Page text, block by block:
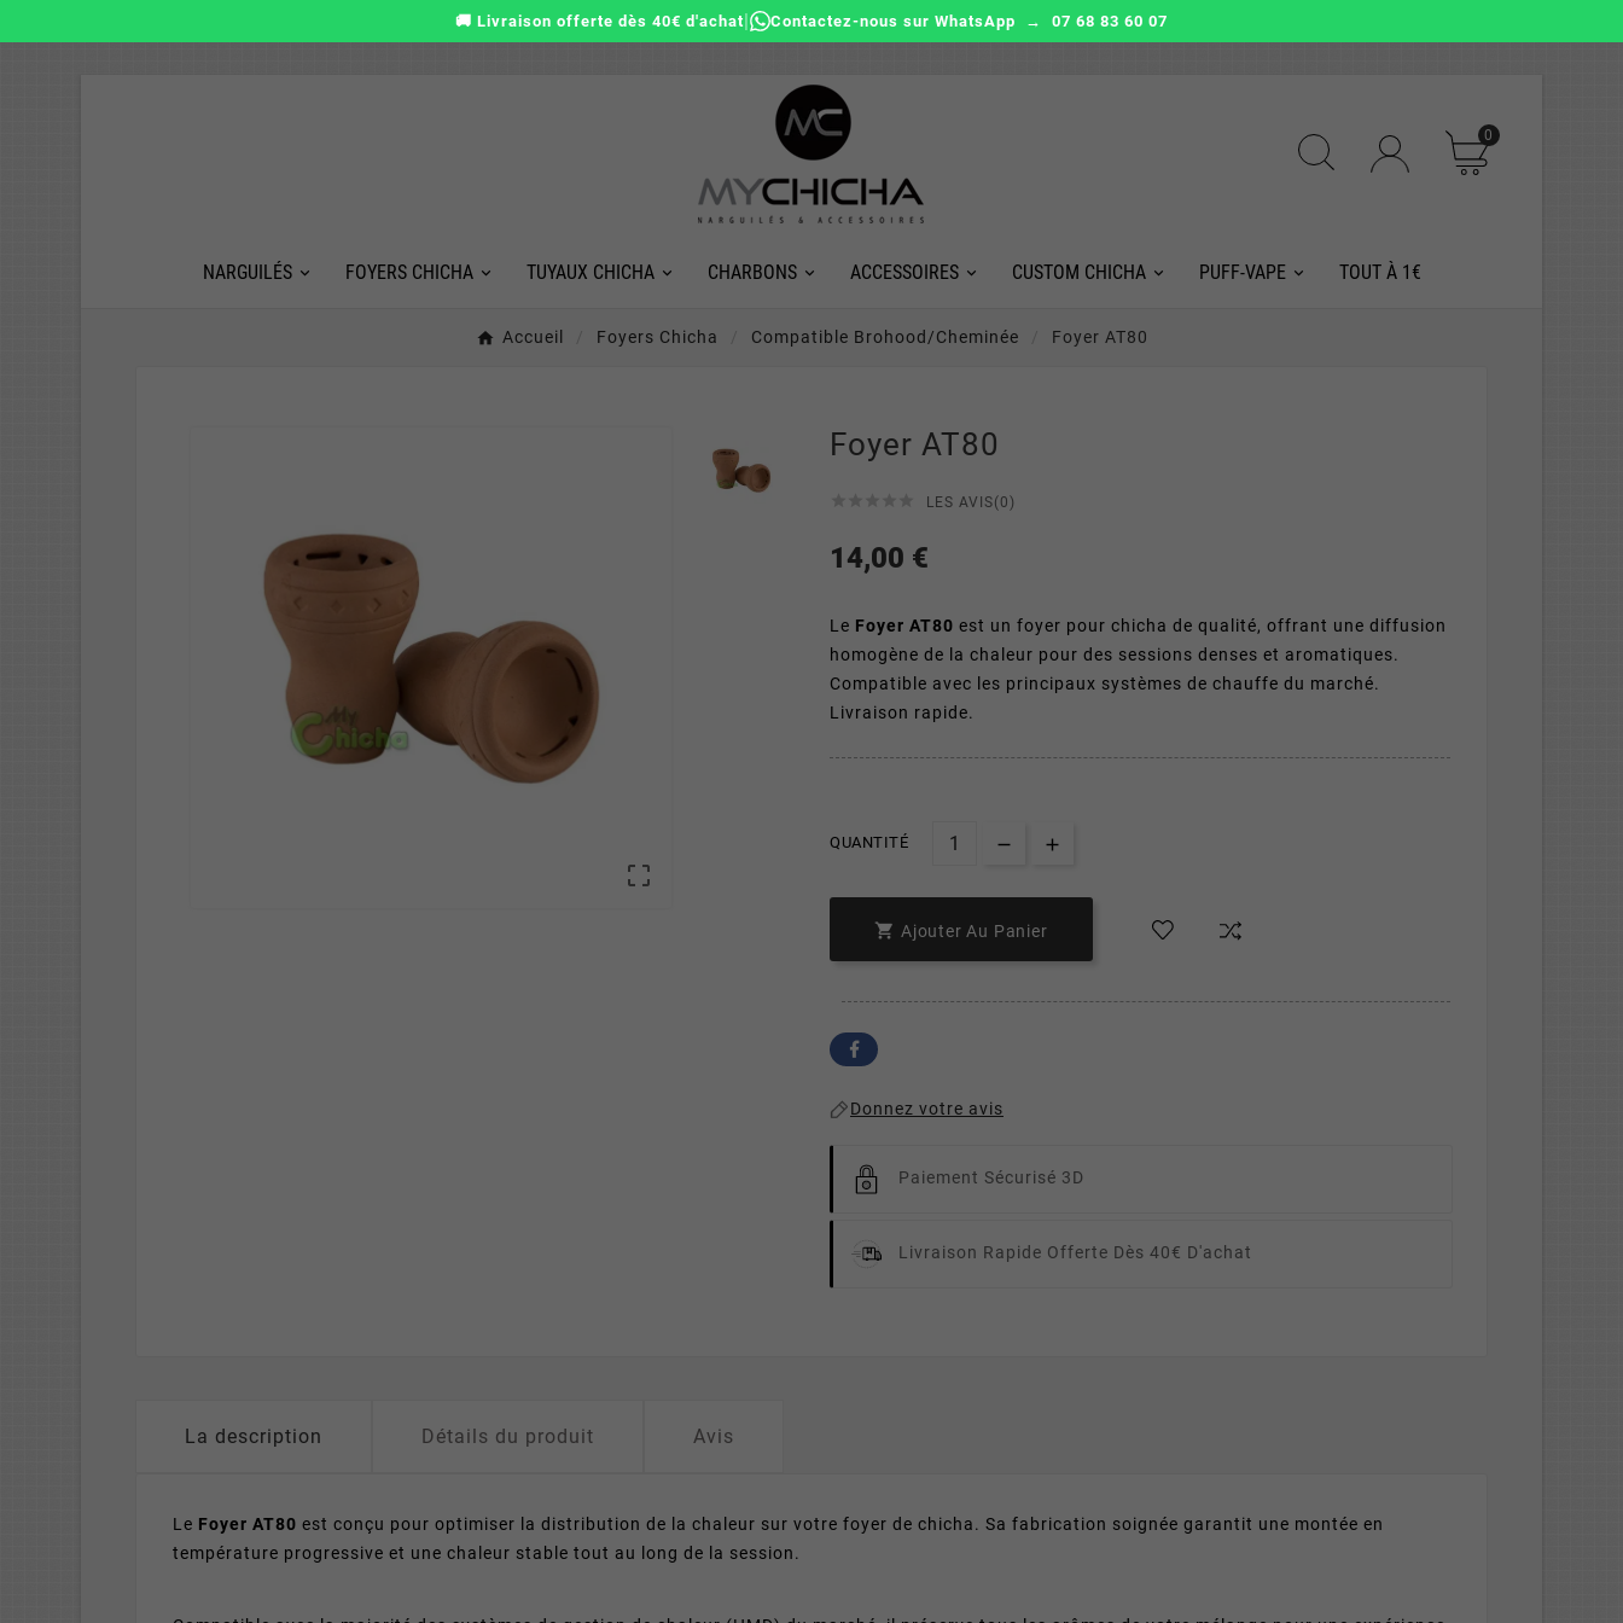
🚚 Livraison offerte dès 40€ d'achat| Contactez-nous sur WhatsApp → 07 68 83 60 07
0
NARGUILÉS FOYERS CHICHA TUYAUX CHICHA CHARBONS ACCESSOIRES CUSTOM CHICHA PUFF-VAPE TOUT À 1€
Accueil Foyers Chicha Compatible Brohood/cheminée Foyer AT80

Foyer AT80
LES AVIS(0)
14,00 €
Le Foyer AT80 est un foyer pour chicha de qualité, offrant une diffusion
homogène de la chaleur pour des sessions denses et aromatiques.
Compatible avec les principaux systèmes de chauffe du marché.
Livraison rapide.
QUANTITÉ
 Ajouter Au Panier
Donnez votre avis
Paiement Sécurisé 3D
Livraison Rapide Offerte Dès 40€ D'achat
La description Détails du produit Avis
Le Foyer AT80 est conçu pour optimiser la distribution de la chaleur sur votre foyer de chicha. Sa fabrication soignée garantit une montée en
température progressive et une chaleur stable tout au long de la session.